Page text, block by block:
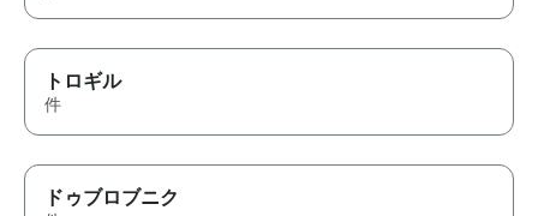
トロギル
件
ドゥブロブニク